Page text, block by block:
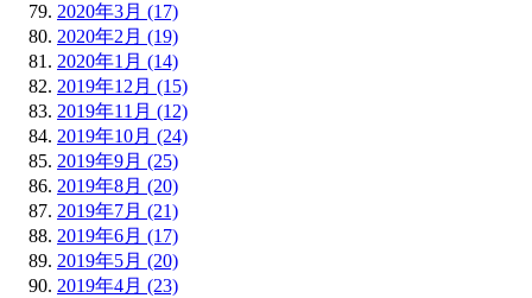
2020年3月 (17)
2020年2月 (19)
2020年1月 (14)
2019年12月 (15)
2019年11月 (12)
2019年10月 (24)
2019年9月 (25)
2019年8月 (20)
2019年7月 (21)
2019年6月 (17)
2019年5月 (20)
2019年4月 (23)